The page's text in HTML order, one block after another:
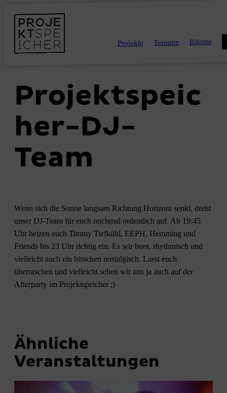
Projekte Termine Räume
Projektspeic
her-DJ-
Team
Wenn sich die Sonne langsam Richtung Horizont senkt, dreht
unser DJ-Team für euch nochmal ordentlich auf. Ab 19:45
Uhr heizen euch Timmy Tiefkühl, EEPH, Hemming und
Friends bis 23 Uhr richtig ein. Es wir bunt, rhythmisch und
vielleicht auch ein bisschen nostalgisch. Lasst euch
überraschen und vielleicht sehen wir uns ja auch auf der
Afterparty im Projektspeicher ;)
Ähnliche
Veranstaltungen